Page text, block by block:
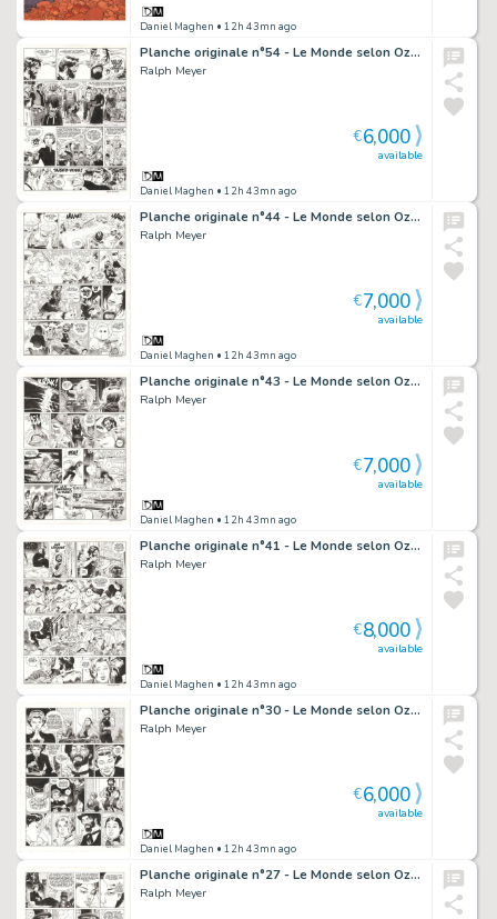
Daniel Maghen • 12h 43mn ago
Planche originale n°54 - Le Monde selon Oz - Undertaker
Ralph Meyer
Daniel Maghen • 12h 43mn ago
available
€6,000
Planche originale n°44 - Le Monde selon Oz - Undertaker
Ralph Meyer
Daniel Maghen • 12h 43mn ago
available
€7,000
Planche originale n°43 - Le Monde selon Oz - Undertaker
Ralph Meyer
Daniel Maghen • 12h 43mn ago
available
€7,000
Planche originale n°41 - Le Monde selon Oz - Undertaker
Ralph Meyer
Daniel Maghen • 12h 43mn ago
available
€8,000
Planche originale n°30 - Le Monde selon Oz - Undertaker
Ralph Meyer
Daniel Maghen • 12h 43mn ago
available
€6,000
Planche originale n°27 - Le Monde selon Oz - Undertaker
Ralph Meyer